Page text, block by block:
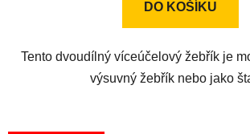
DO KOŠÍKU
Tento dvoudílný víceúčelový žebřík je
výsuvný žebřík nebo jako